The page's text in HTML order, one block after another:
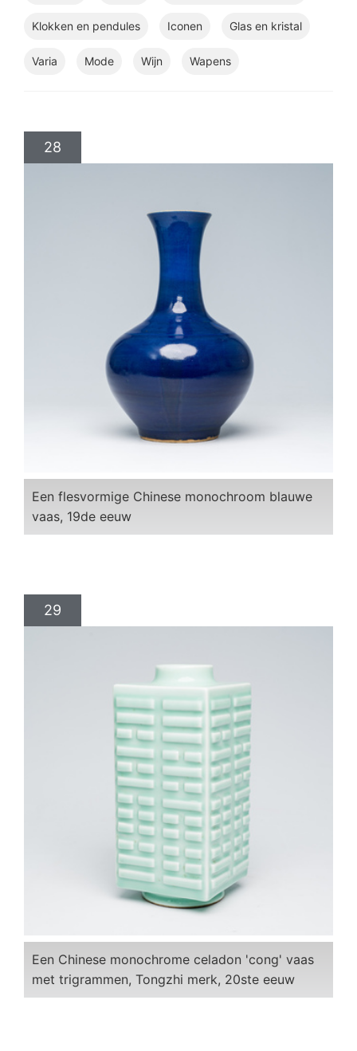
Klokken en pendules Iconen Glas en kristal
Varia Mode Wijn Wapens
28
Een flesvormige Chinese monochroom blauwe
vaas, 19de eeuw
29
Een Chinese monochrome celadon 'cong' vaas
met trigrammen, Tongzhi merk, 20ste eeuw